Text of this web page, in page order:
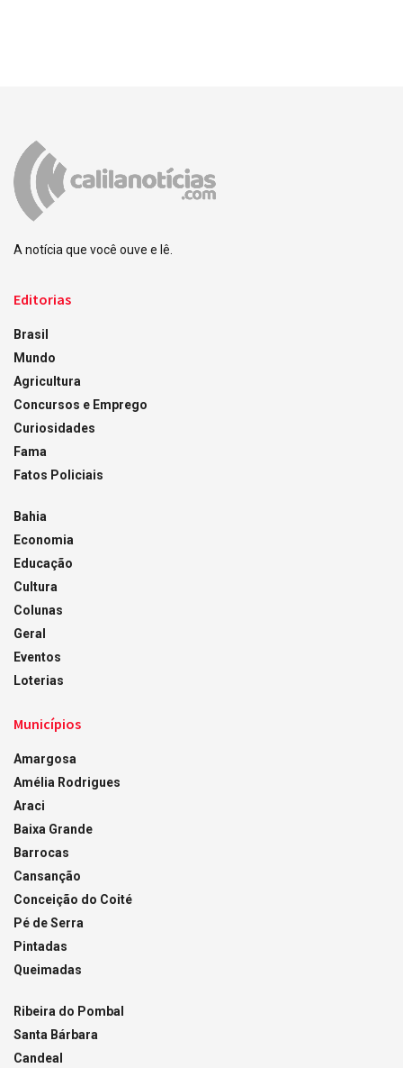
A notícia que você ouve e lê.
Editorias
Brasil
Mundo
Agricultura
Concursos e Emprego
Curiosidades
Fama
Fatos Policiais
Bahia
Economia
Educação
Cultura
Colunas
Geral
Eventos
Loterias
Municípios
Amargosa
Amélia Rodrigues
Araci
Baixa Grande
Barrocas
Cansanção
Conceição do Coité
Pé de Serra
Pintadas
Queimadas
Ribeira do Pombal
Santa Bárbara
Candeal